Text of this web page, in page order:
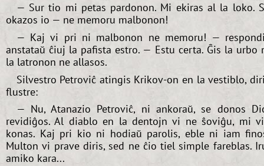
— Sur tio mi petas pardonon. Mi ekiras al la loko.
okazos io — ne memoru malbonon!
— Kaj vi pri ni malbonon ne memoru! —
anstataŭ ĉiuj la pafista estro. — Estu certa. Ĝis la urbo
la latronon ne allasos.
Silvestro Petroviĉ atingis Krikov-on en la vestiblo,
flustre:
— Nu, Atanazio Petroviĉ, ni ankoraŭ, se donos
revidiĝos. Al diablo en la dentojn vi ne ŝoviĝu, mi
konas. Kaj pri kio ni hodiaŭ parolis, eble ni iam
Multon vi prave diris, sed ne ĉio tiel simple fareblas.
amiko kara...